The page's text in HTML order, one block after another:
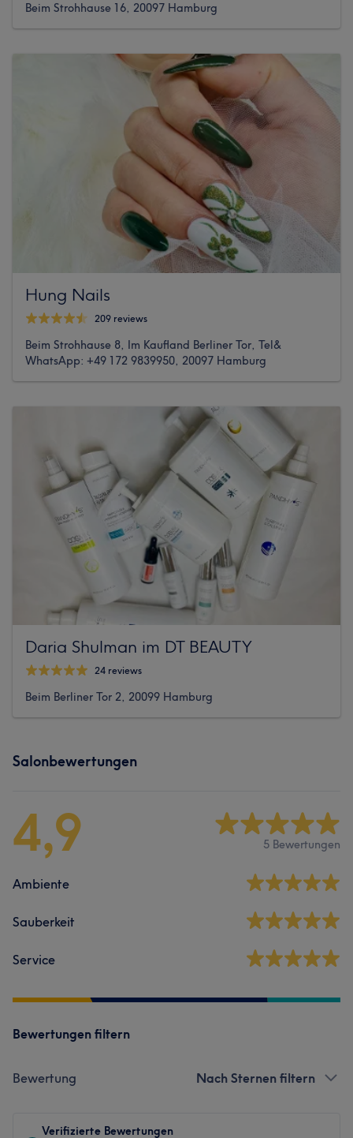
Beim Strohhause 16, 20097 Hamburg
Hung Nails
209 reviews
Beim Strohhause 8, Im Kaufland Berliner Tor, Tel&
WhatsApp: +49 172 9839950, 20097 Hamburg
Daria Shulman im DT BEAUTY
24 reviews
Beim Berliner Tor 2, 20099 Hamburg
Salonbewertungen
4,9 5 Bewertungen
Ambiente
Sauberkeit
Service
Bewertungen filtern
Bewertung Nach Sternen filtern
Verifizierte Bewertungen